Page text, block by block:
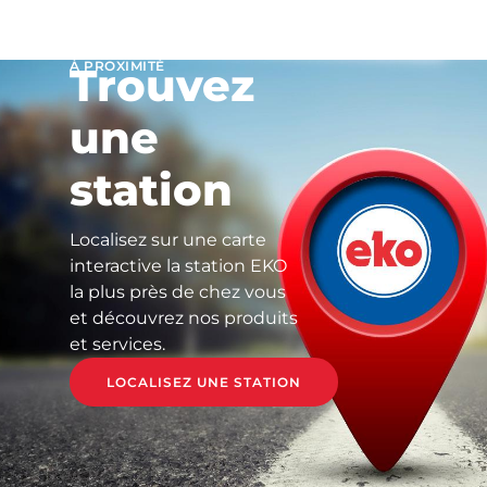
À PROXIMITÉ
Trouvez
une
station
Localisez sur une carte
interactive la station EKO
la plus près de chez vous
et découvrez nos produits
et services.
LOCALISEZ UNE STATION